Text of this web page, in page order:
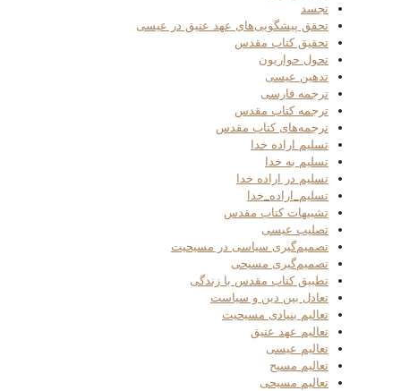
تجسد
تحقق پیشگویی‌های عهد عتیق در عیسی
تحقیق کتاب مقدس
تحول حواریون
تدهین عیسی
ترجمه فارسی
ترجمه کتاب مقدس
ترجمه‌های کتاب مقدس
تسلیم اراده خدا
تسلیم به خدا
تسلیم در اراده خدا
تسلیم_اراده_خدا
تشبیهات کتاب مقدس
تصلیب عیسی
تصمیم‌گیری سیاسی در مسیحیت
تصمیم‌گیری مسیحی
تطبیق کتاب مقدس با زندگی
تعادل بین دین و سیاست
تعالیم بنیادی مسیحیت
تعالیم عهد عتیق
تعالیم عیسی
تعالیم مسیح
تعالیم مسیحی